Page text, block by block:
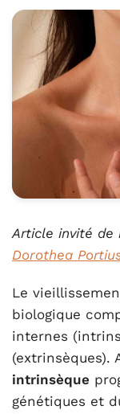
Article invité de
Dorothea
Le
biologique
internes
(extrinsèques).
intrinsèque
génétiques et